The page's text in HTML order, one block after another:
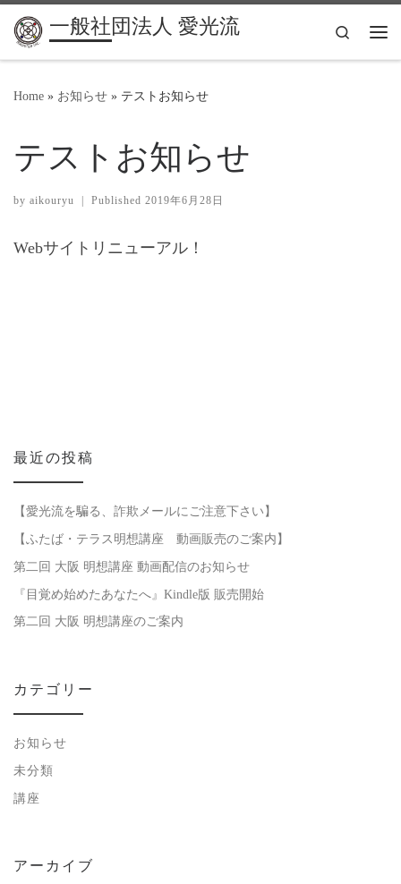
一般社団法人 愛光流
Search
Home » お知らせ » テストお知らせ
テストお知らせ
by aikouryu | Published 2019年6月28日
Webサイトリニューアル！
最近の投稿
【愛光流を騙る、詐欺メールにご注意下さい】
【ふたば・テラス明想講座 動画販売のご案内】
第二回 大阪 明想講座 動画配信のお知らせ
『目覚め始めたあなたへ』Kindle版 販売開始
第二回 大阪 明想講座のご案内
カテゴリー
お知らせ
未分類
講座
アーカイブ